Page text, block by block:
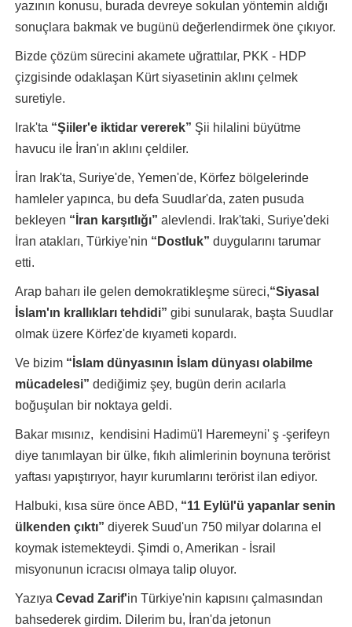
yazının konusu, burada devreye sokulan yöntemin aldığı
sonuçlara bakmak ve bugünü değerlendirmek öne çıkıyor.
Bizde çözüm sürecini akamete uğrattılar, PKK - HDP
çizgisinde odaklaşan Kürt siyasetinin aklını çelmek
suretiyle.
Irak'ta “Şiiler'e iktidar vererek” Şii hilalini büyütme
havucu ile İran'ın aklını çeldiler.
İran Irak'ta, Suriye'de, Yemen'de, Körfez bölgelerinde
hamleler yapınca, bu defa Suudlar'da, zaten pusuda
bekleyen “İran karşıtlığı” alevlendi. Irak'taki, Suriye'deki
İran atakları, Türkiye'nin “Dostluk” duygularını tarumar
etti.
Arap baharı ile gelen demokratikleşme süreci,“Siyasal
İslam'ın krallıkları tehdidi” gibi sunularak, başta Suudlar
olmak üzere Körfez'de kıyameti kopardı.
Ve bizim “İslam dünyasının İslam dünyası olabilme
mücadelesi” dediğimiz şey, bugün derin acılarla
boğuşulan bir noktaya geldi.
Bakar mısınız, kendisini Hadimü'l Haremeyni' ş -şerifeyn
diye tanımlayan bir ülke, fıkıh alimlerinin boynuna terörist
yaftası yapıştırıyor, hayır kurumlarını terörist ilan ediyor.
Halbuki, kısa süre önce ABD, “11 Eylül'ü yapanlar senin
ülkenden çıktı” diyerek Suud'un 750 milyar dolarına el
koymak istemekteydi. Şimdi o, Amerikan - İsrail
misyonunun icracısı olmaya talip oluyor.
Yazıya Cevad Zarif'in Türkiye'nin kapısını çalmasından
bahsederek girdim. Dilerim bu, İran'da jetonun